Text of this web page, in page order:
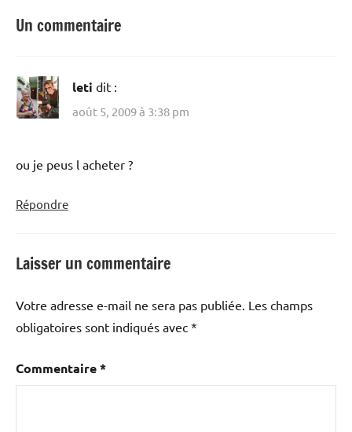
Un commentaire
leti dit :
août 5, 2009 à 3:38 pm
ou je peus l acheter ?
Répondre
Laisser un commentaire
Votre adresse e-mail ne sera pas publiée. Les champs
obligatoires sont indiqués avec *
Commentaire*